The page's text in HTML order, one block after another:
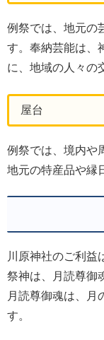
例祭では、地元の
す。奉納芸能は、
に、地域の人々の
屋台
例祭では、境内や
地元の特産品や縁
川原神社のご利益
祭神は、月読尊御
月読尊御魂は、月
す。